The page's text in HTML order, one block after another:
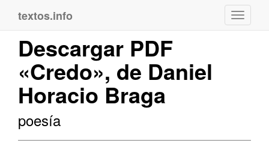
textos.info
Descargar PDF
«Credo», de Daniel
Horacio Braga
poesía